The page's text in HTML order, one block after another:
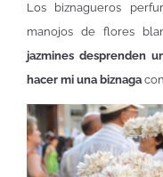
Los biznagueros
manojos de flores
jazmines desprenden
hacer mi una biznaga